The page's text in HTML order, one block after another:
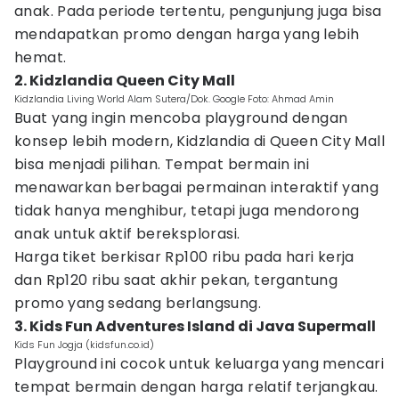
anak. Pada periode tertentu, pengunjung juga bisa
mendapatkan promo dengan harga yang lebih
hemat.
2. Kidzlandia Queen City Mall
Kidzlandia Living World Alam Sutera/Dok. Google Foto: Ahmad Amin
Buat yang ingin mencoba playground dengan
konsep lebih modern, Kidzlandia di Queen City Mall
bisa menjadi pilihan. Tempat bermain ini
menawarkan berbagai permainan interaktif yang
tidak hanya menghibur, tetapi juga mendorong
anak untuk aktif bereksplorasi.
Harga tiket berkisar Rp100 ribu pada hari kerja
dan Rp120 ribu saat akhir pekan, tergantung
promo yang sedang berlangsung.
3. Kids Fun Adventures Island di Java Supermall
Kids Fun Jogja (kidsfun.co.id)
Playground ini cocok untuk keluarga yang mencari
tempat bermain dengan harga relatif terjangkau.